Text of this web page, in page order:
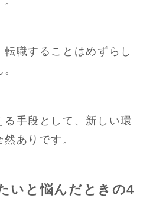
職することはめずらし
手段として、新しい環
ありです。
いと悩んだときの4